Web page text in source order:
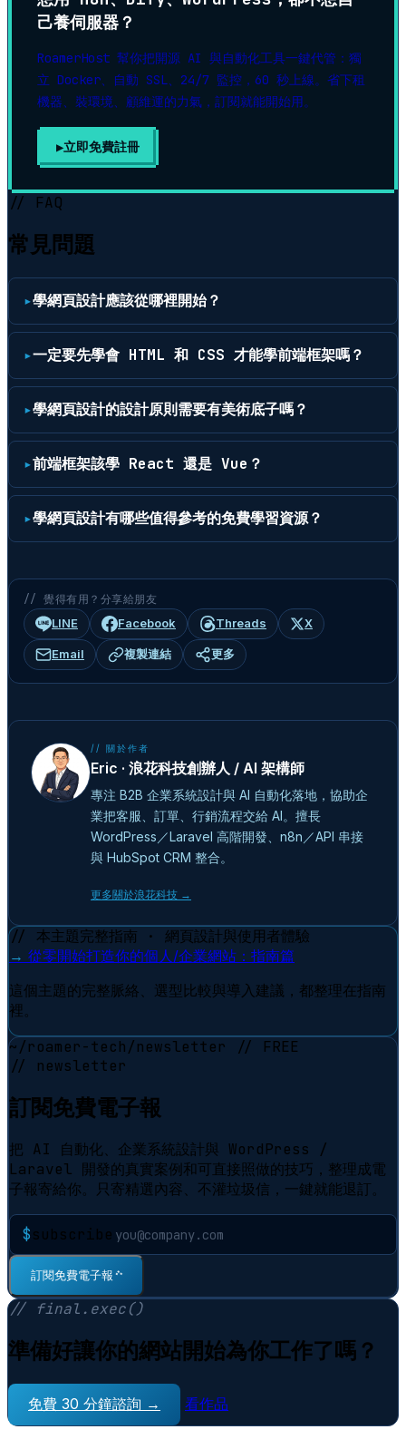
己養伺服器？
RoamerHost 幫你把開源 AI 與自動化工具一鍵代管：獨
立 Docker、自動 SSL、24/7 監控，60 秒上線。省下租
機器、裝環境、顧維運的力氣，訂閱就能開始用。
▶立即免費註冊
// FAQ
常見問題
學網頁設計應該從哪裡開始？
一定要先學會 HTML 和 CSS 才能學前端框架嗎？
學網頁設計的設計原則需要有美術底子嗎？
前端框架該學 React 還是 Vue？
學網頁設計有哪些值得參考的免費學習資源？
// 覺得有用？分享給朋友
LINE Facebook Threads X
Email 複製連結 更多
// 關於作者
Eric · 浪花科技創辦人 / AI 架構師
專注 B2B 企業系統設計與 AI 自動化落地，協助企
業把客服、訂單、行銷流程交給 AI。擅長
WordPress／Laravel 高階開發、n8n／API 串接
與 HubSpot CRM 整合。
更多關於浪花科技 →
// 本主題完整指南 · 網頁設計與使用者體驗
→ 從零開始打造你的個人/企業網站：指南篇
這個主題的完整脈絡、選型比較與導入建議，都整理在指南
裡。
~/roamer-tech/newsletter
// FREE
// newsletter
訂閱免費電子報
把 AI 自動化、企業系統設計與 WordPress /
Laravel 開發的真實案例和可直接照做的技巧，整理成電
子報寄給你。只寄精選內容、不灌垃圾信，一鍵就能退訂。
$subscribe
訂閱免費電子報⠋
// final.exec()
準備好讓你的網站開始為你工作了嗎？
免費 30 分鐘諮詢 → 看作品